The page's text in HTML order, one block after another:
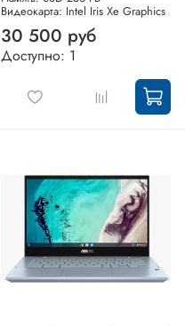
Видеокарта: Intel Iris Xe Graphics
30 500 руб
Доступно: 1